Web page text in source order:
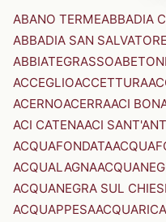
ABANO TERMEABBADIA
ABBADIA SAN SALVATORE
ABBIATEGRASSO
ACCEGLIOACCETTURA
ACERNOACERRAACI
ACI CATENAACI
ACQUAFONDATA
ACQUALAGNA
ACQUANEGRA SUL
ACQUAPPESA